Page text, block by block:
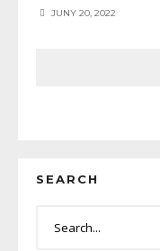
JUNY 20, 2022
SEARCH